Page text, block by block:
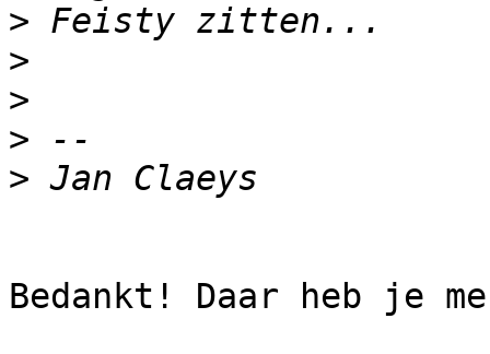
>
>
>
>
>
Bedankt! Daar heb je